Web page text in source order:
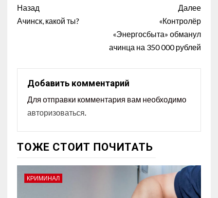
Назад
Ачинск, какой ты?
Далее
«Контролёр
«Энергосбыта» обманул
ачинца на 350 000 рублей
Добавить комментарий
Для отправки комментария вам необходимо
авторизоваться.
ТОЖЕ СТОИТ ПОЧИТАТЬ
КРИМИНАЛ